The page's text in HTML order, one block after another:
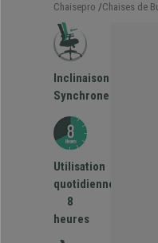
Chaisepro Chaises de
Inclinaison
Synchrone
Utilisation
quotidienne
8
heures